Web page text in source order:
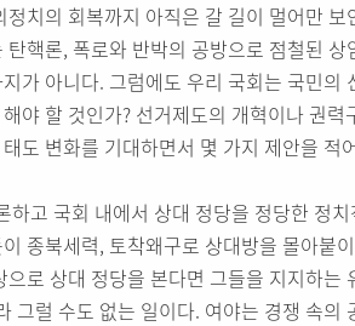
치의 회복까지 아직은 갈 길이 멀어만 보
핵론, 폭로와 반박의 공방으로 점철된 상
가 아니다. 그럼에도 우리 국회는 국민의
야 할 것인가? 선거제도의 개혁이나 권력
도 변화를 기대하면서 몇 가지 제안을 적
고 국회 내에서 상대 정당을 정당한 정
종북세력, 토착왜구로 상대방을 몰아붙
로 상대 정당을 본다면 그들을 지지하는
그럴 수도 없는 일이다. 여야는 경쟁 속의